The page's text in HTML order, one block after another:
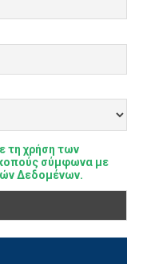
τη χρήση των
σύμφωνα με
Δεδομένων.